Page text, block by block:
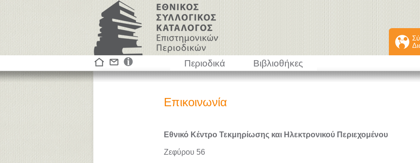
Περιοδικά Βιβλιοθήκες
Επικοινωνία
Εθνικό Κέντρο Τεκμηρίωσης και Ηλεκτρονικού Περιεχομένου
Ζεφύρου 56